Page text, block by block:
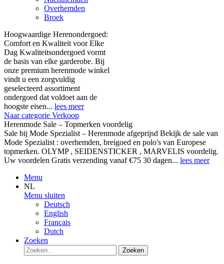
Overhemden
Broek
Hoogwaardige Herenondergoed:
Comfort en Kwaliteit voor Elke
Dag Kwaliteitsondergoed vormt
de basis van elke garderobe. Bij
onze premium herenmode winkel
vindt u een zorgvuldig
geselecteerd assortiment
ondergoed dat voldoet aan de
hoogste eisen... lees meer
Naar categorie Verkoop
Herenmode Sale – Topmerken voordelig
Sale bij Mode Spezialist – Herenmode afgeprijsd Bekijk de sale van
Mode Spezialist : overhemden, breigoed en polo's van Europese
topmerken. OLYMP , SEIDENSTICKER , MARVELIS voordelig.
Uw voordelen Gratis verzending vanaf €75 30 dagen... lees meer
Menu
NL
Menu sluiten
Deutsch
English
Français
Dutch
Zoeken
Zoeken